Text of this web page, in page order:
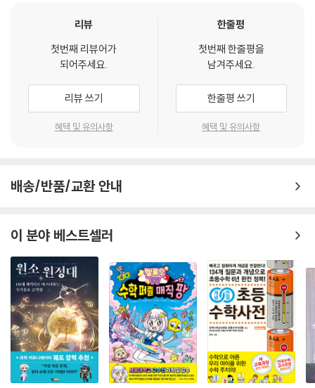
새 교육과정에서 강조하는 다양한 문제해결 방법 제시!
및 이론의 원리를 찾아가다 보면 새 교육과정에서 강조하는 다양한 문제해
결 방법을 찾을 수 있다. 또한 이러한 과정에서 성공과 실패의 시행 착오를
경험하며 자신이 자주 실수하거나 놓치는 부분을 파악할 수 있다.
초등학교 5학년이 되면 인지 능력 발달 수준에 맞춰 모든 과목의 난이도가
로 계산하는 숫자가 커지고, 푸는 과정이 복잡한 문제가 등장하게 된다. 또
한 연산 기호의 의미를 정확히 이해하지 못한 경우 개념을 불확실하게 암
기하고 있는 경우 수학이 어려울 수 있다. 수와 기호의 의미를 모른 채 수학
을 배우게 되면 원래 개념과 다르게 이를 사용할 위험이 있고 결국 문제의
뜻도 모른 채 풀이 과정에 매달리게 된다.
〈NEW 수학자가 들려주는 수학 이야기〉는 바로 이러한 고민을 깨끗이 날
려 버리는 대안 교과서의 형식을 취한다. 또한 학생들에게 암기를 강요하
지 않는다. 그 대신 수학자들이 자신들의 수학 이론과 그에 대한 역사적인
배경, 재미있는 에피소드 등을 아이들에게 전해 주어 이해를 돕는다. 교실
뿐 아니라 교실 밖에서도 수학을 체험할 수 있도록 구성되어 있어 생활 속
리뷰
첫번째 리뷰어가
되어주세요.
리뷰 쓰기
혜택 및 유의사항
한줄평
첫번째 한줄평을
남겨주세요.
한줄평 쓰기
혜택 및 유의사항
배송/반품/교환 안내
이 분야 베스트셀러